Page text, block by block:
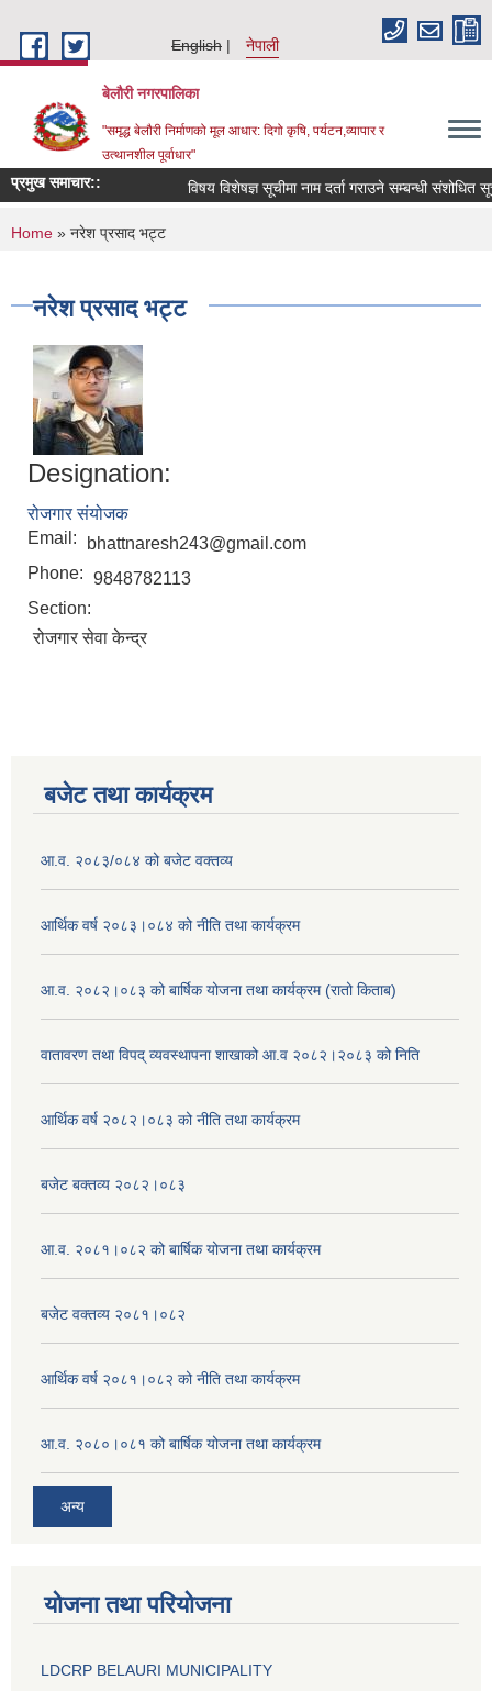
English
नेपाली
बेलौरी नगरपालिका
"समृद्ध बेलौरी निर्माणको मूल आधार: दिगो कृषि, पर्यटन,व्यापार र
उत्थानशील पूर्वाधार"
प्रमुख समाचार:: विषय विशेषज्ञ सूचीमा नाम दर्ता गराउने सम्बन्धी संशोधित सूचना ।
You are here
Home » नरेश प्रसाद भट्ट
नरेश प्रसाद भट्ट
Designation:
रोजगार संयोजक
Email:
bhattnaresh243@gmail.com
Phone: 9848782113
Section:
रोजगार सेवा केन्द्र
बजेट तथा कार्यक्रम
आ.व. २०८३/०८४ को बजेट वक्तव्य
आर्थिक वर्ष २०८३।०८४ को नीति तथा कार्यक्रम
आ.व. २०८२।०८३ को बार्षिक योजना तथा कार्यक्रम (रातो किताब)
वातावरण तथा विपद् व्यवस्थापना शाखाको आ.व २०८२।२०८३ को निति
आर्थिक वर्ष २०८२।०८३ को नीति तथा कार्यक्रम
बजेट बक्तव्य २०८२।०८३
आ.व. २०८१।०८२ को बार्षिक योजना तथा कार्यक्रम
बजेट वक्तव्य २०८१।०८२
आर्थिक वर्ष २०८१।०८२ को नीति तथा कार्यक्रम
आ.व. २०८०।०८१ को बार्षिक योजना तथा कार्यक्रम
अन्य
योजना तथा परियोजना
LDCRP BELAURI MUNICIPALITY